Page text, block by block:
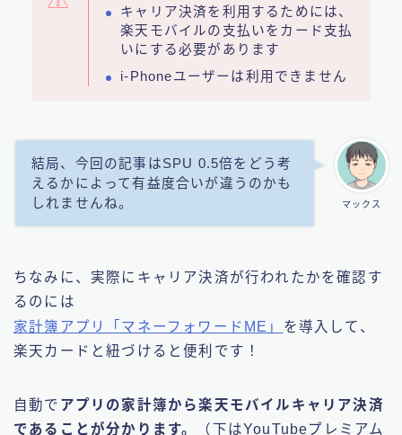
キャリア決済を利用するためには、
楽天モバイルの支払いをカード支払
いにする必要があります
i-Phoneユーザーは利用できません
マックス
結局、今回の記事はSPU 0.5倍をどう考
えるかによって有益度合いが違うのかも
しれませんね。
ちなみに、実際にキャリア決済が行われたかを確認す
るのには
家計簿アプリ「マネーフォワードME」 を導入して、
楽天カードと紐づけると便利です！
自動で アプリの家計簿から楽天モバイルキャリア決済
であることが分かります。
（下はYouTubeプレミアム